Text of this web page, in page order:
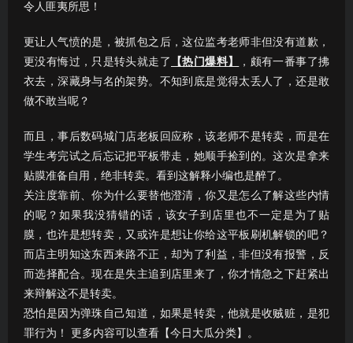
令人匪夷所思！
更让人气愤的是，被抓包之后，这位监考老师非但没有道歉，
更没有悔过，只是转头就走了
【热门爆料】
，颇有一番事了拂
衣去，深藏身与名的架势。不知到底是觉得太丢人了，还是敢
做不敢当呢？
而且，事后数码城门店老板回应称，该老师不是转卖，而是在
学生考完试之后忘记把平板带走，她顺手捡到的。这次是拿来
贴膜准备自用，绝非转卖。看到这解释小编也是醉了。
关注度靠前、你为什么要替他澄清，你又是怎么了解这些内情
的呢？如果我没猜错的话，该女子到店里也不一定是为了贴
膜，也许是想转卖，又或许是想让你给这平板刷机解锁的吧？
而店主明知这东西来路不正，却为了利益，非但没有报警，反
而选择配合。现在是失主追到店里来了，你才情急之下赶紧出
来辩解这不是转卖。
恐怕是因为弹珠自己知道，如果是转卖，他就是收贼赃，是犯
罪行为！ 更多内容可以查看【今日大瓜分类】。